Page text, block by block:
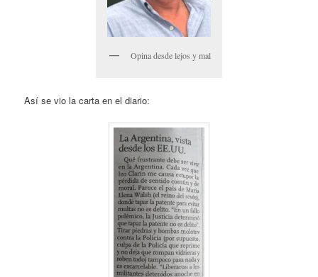
Opina desde lejos y mal
Así se vio la carta en el diario: